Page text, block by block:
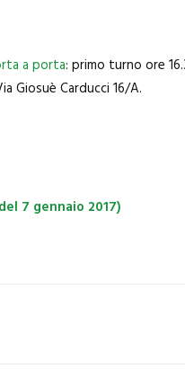
a porta: primo turno ore
Giosuè Carducci 16/A.
7 gennaio 2017)